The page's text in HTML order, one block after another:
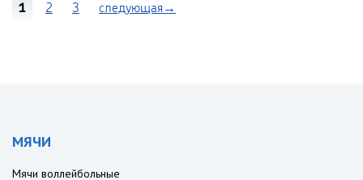
1 2 3 следующая→
МЯЧИ
Мячи воллейбольные